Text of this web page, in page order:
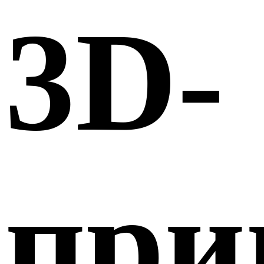
3D-